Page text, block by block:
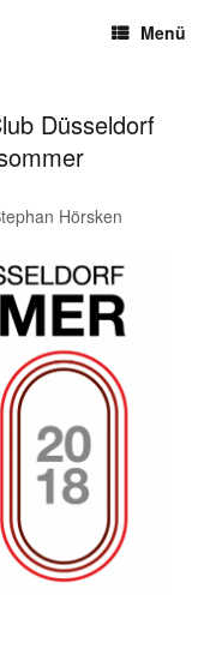
Menü
Düsseldorf
Hörsken